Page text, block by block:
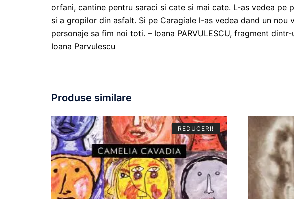
orfani, cantine pentru saraci si cate si mai cate. L-as vedea
si a gropilor din asfalt. Si pe Caragiale l-as vedea dand un
personaje sa fim noi toti. – Ioana PARVULESCU, fragment
Ioana Parvulescu
Produse similare
REDUCERI!